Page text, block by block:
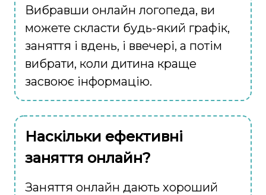
Вибравши онлайн логопеда, ви
можете скласти будь-який графік,
заняття і вдень, і ввечері, а потім
вибрати, коли дитина краще
засвоює інформацію.
Наскільки ефективні
заняття онлайн?
Заняття онлайн дають хороший